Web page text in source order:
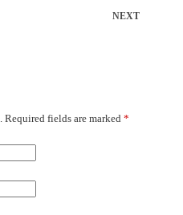
NEXT
Required fields are marked *